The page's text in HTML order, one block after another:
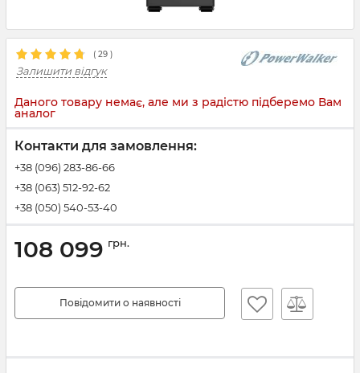
( 29 )
Залишити відгук
Даного товару немає, але ми з радістю підберемо Вам
аналог
Контакти для замовлення:
+38 (096) 283-86-66
+38 (063) 512-92-62
+38 (050) 540-53-40
108 099 грн.
Повідомити о наявності